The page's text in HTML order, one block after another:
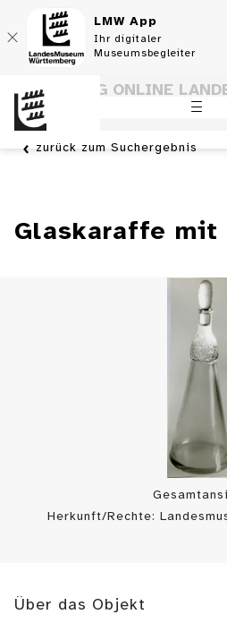
LMW App
Ihr digitaler
Museumsbegleiter
SAMMLUNG ONLINE
WÜRTTEMBERG
zurück zum Suchergebnis
Glaskaraffe mit
Herkunft/Rechte:
Über das Objekt